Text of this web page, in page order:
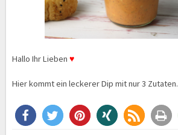
Hallo Ihr Lieben ♥
Hier kommt ein leckerer Dip mit nur 3 Zutaten.